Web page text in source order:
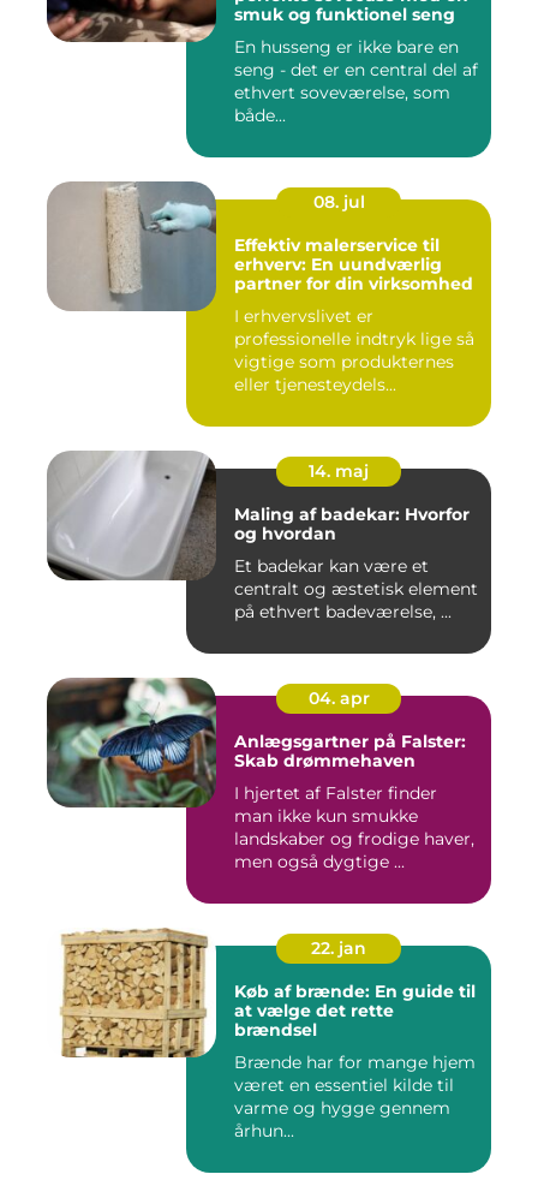
smuk og funktionel seng
En husseng er ikke bare en
seng - det er en central del af
ethvert soveværelse, som
både...
08. jul
Effektiv malerservice til
erhverv: En uundværlig
partner for din virksomhed
I erhvervslivet er
professionelle indtryk lige så
vigtige som produkternes
eller tjenesteydels...
14. maj
Maling af badekar: Hvorfor
og hvordan
Et badekar kan være et
centralt og æstetisk element
på ethvert badeværelse, ...
04. apr
Anlægsgartner på Falster:
Skab drømmehaven
I hjertet af Falster finder
man ikke kun smukke
landskaber og frodige haver,
men også dygtige ...
22. jan
Køb af brænde: En guide til
at vælge det rette
brændsel
Brænde har for mange hjem
været en essentiel kilde til
varme og hygge gennem
århun...